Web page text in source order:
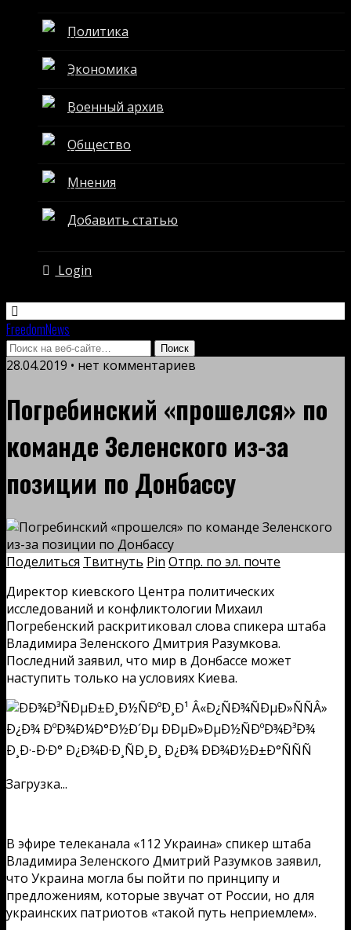
Политика
Экономика
Военный архив
Общество
Мнения
Добавить статью
Login
FreedomNews
28.04.2019 • нет комментариев
Погребинский «прошелся» по
команде Зеленского из-за
позиции по Донбассу
Поделиться Твитнуть Pin Отпр. по эл. почте
Директор киевского Центра политических
исследований и конфликтологии Михаил
Погребенский раскритиковал слова спикера штаба
Владимира Зеленского Дмитрия Разумкова.
Последний заявил, что мир в Донбассе может
наступить только на условиях Киева.
Загрузка...
В эфире телеканала «112 Украина» спикер штаба
Владимира Зеленского Дмитрий Разумков заявил,
что Украина могла бы пойти по принципу и
предложениям, которые звучат от России, но для
украинских патриотов «такой путь неприемлем».